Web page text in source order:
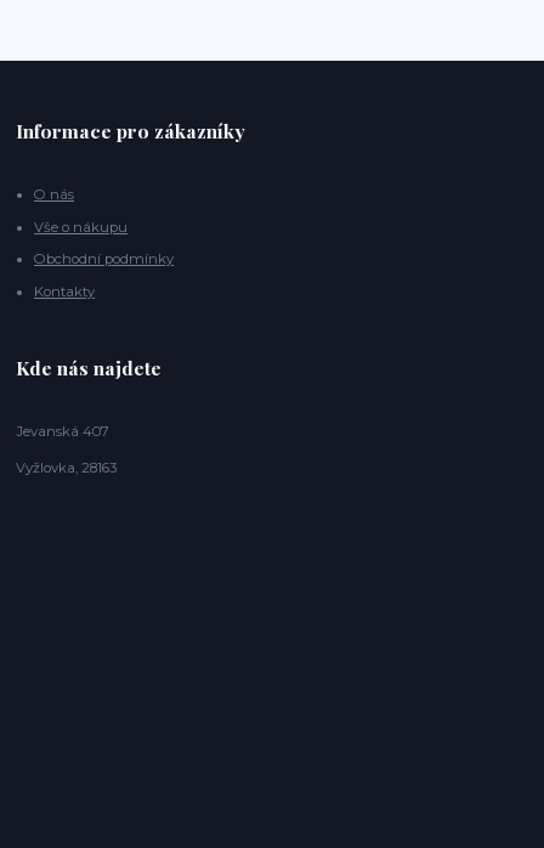
Informace pro zákazníky
O nás
Vše o nákupu
Obchodní podmínky
Kontakty
Kde nás najdete
Jevanská 407
Vyžlovka, 28163